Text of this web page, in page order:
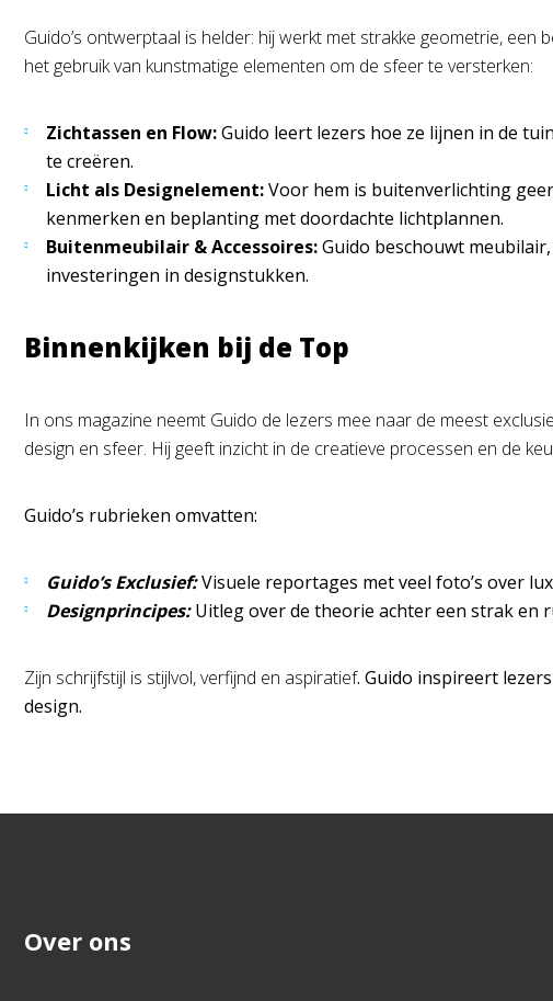
Guido’s ontwerptaal is helder: hij werkt met strakke geometrie,
het gebruik van kunstmatige elementen om de sfeer te versterken:
Zichtassen en Flow:Guido leert lezers hoe ze lijnen in de
te creëren.
Licht als Designelement:Voor hem is buitenverlichting
kenmerken en beplanting met doordachte lichtplannen.
Buitenmeubilair & Accessoires:Guido beschouwt
investeringen in designstukken.
Binnenkijken bij de Top
In ons magazine neemt Guido de lezers mee naar de meest
design en sfeer. Hij geeft inzicht in de creatieve processen en de
Guido’s rubrieken omvatten:
Guido’s Exclusief:Visuele reportages met veel foto’s over
Designprincipes:Uitleg over de theorie achter een strak en
Zijn schrijfstijl is stijlvol, verfijnd en aspiratief. Guido inspireert
design.
Over ons